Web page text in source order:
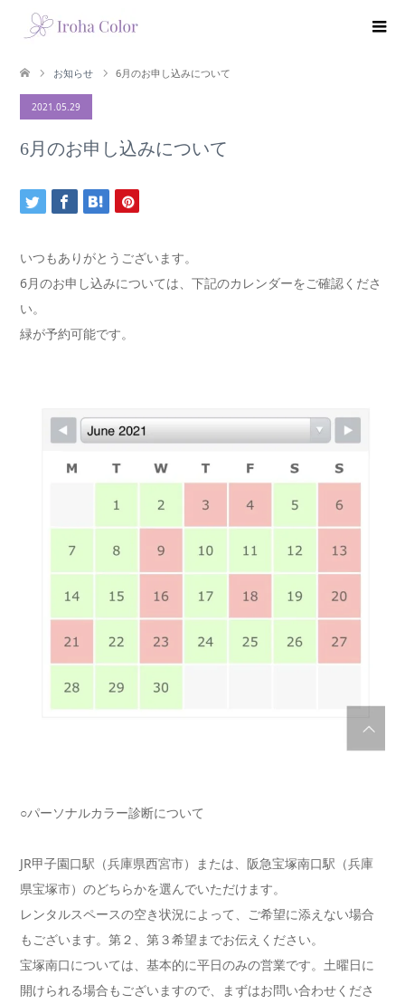
お知らせ 6月のお申し込みについて
2021.05.29
6月のお申し込みについて
いつもありがとうございます。
6月のお申し込みについては、下記のカレンダーをご確認くださ
い。
緑が予約可能です。
○パーソナルカラー診断について
JR甲子園口駅（兵庫県西宮市）または、阪急宝塚南口駅（兵庫
県宝塚市）のどちらかを選んでいただけます。
レンタルスペースの空き状況によって、ご希望に添えない場合
もございます。第２、第３希望までお伝えください。
宝塚南口については、基本的に平日のみの営業です。土曜日に
開けられる場合もございますので、まずはお問い合わせくださ